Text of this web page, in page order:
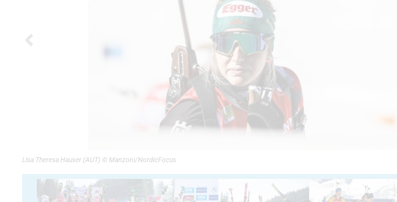
Lisa Theresa Hauser (AUT) © Manzoni/NordicFocus